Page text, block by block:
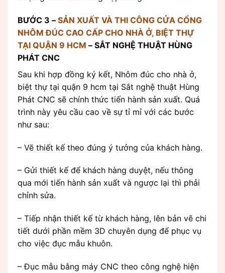
BƯỚC 3 – SẢN XUẤT VÀ THI CÔNG CỬA CỔNG
NHÔM ĐÚC CAO CẤP CHO NHÀ Ở, BIỆT THỰ
TẠI QUẬN 9 HCM – SẮT NGHỆ THUẬT HÙNG
PHÁT CNC
Sau khi hợp đồng ký kết, Nhôm đúc cho nhà ở,
biệt thự tại quận 9 hcm tại Sắt nghệ thuật Hùng
Phát CNC sẽ chính thức tiến hành sản xuất. Quá
trình này yêu cầu cao về sự tỉ mỉ với các bước
như sau:
– Vẽ thiết kế theo đúng ý tưởng của khách hàng.
– Gửi thiết kế để khách hàng duyệt, nếu thông
qua mới tiến hành sản xuất và ngược lại thì phải
chỉnh sửa.
– Tiếp nhận thiết kế từ khách hàng, lên bản vẽ chi
tiết dưới phần mềm 3D chuyên dụng để phục vụ
cho việc đục mẫu khuôn.
– Đục mẫu bằng máy CNC theo công nghệ hiện